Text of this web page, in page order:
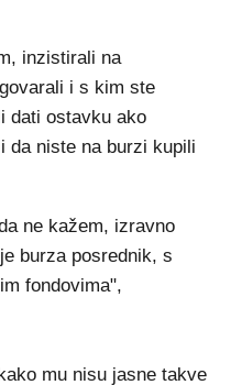
inzistirali na
i s kim ste
dati ostavku ako
da niste na burzi kupili
ne kažem, izravno
burza posrednik, s
fondovima",
mu nisu jasne takve